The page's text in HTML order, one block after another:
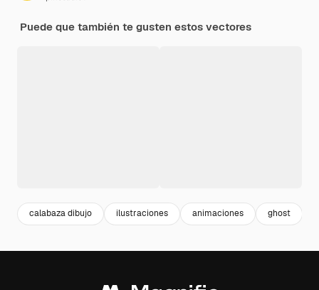
Puede que también te gusten estos vectores
calabaza dibujo ilustraciones animaciones ghost